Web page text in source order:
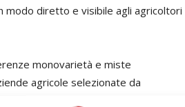
modo diretto e visibile agli agricoltori
monovarietà e miste
agricole selezionate da